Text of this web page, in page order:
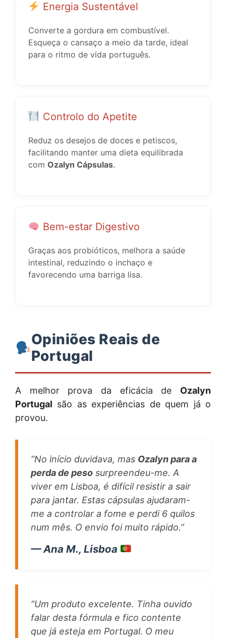
Energia Sustentável
Converte a gordura em combustível.
Esqueça o cansaço a meio da tarde, ideal
para o ritmo de vida português.
Controlo do Apetite
Reduz os desejos de doces e petiscos,
facilitando manter uma dieta equilibrada
com Ozalyn Cápsulas.
Bem-estar Digestivo
Graças aos probióticos, melhora a saúde
intestinal, reduzindo o inchaço e
favorecendo uma barriga lisa.
Opiniões Reais de
Portugal
A melhor prova da eficácia de Ozalyn
Portugal são as experiências de quem já o
provou.
“No início duvidava, mas Ozalyn para a
perda de peso surpreendeu-me. A
viver em Lisboa, é difícil resistir a sair
para jantar. Estas cápsulas ajudaram-
me a controlar a fome e perdi 6 quilos
num mês. O envio foi muito rápido.”
— Ana M., Lisboa
“Um produto excelente. Tinha ouvido
falar desta fórmula e fico contente
que já esteja em Portugal. O meu